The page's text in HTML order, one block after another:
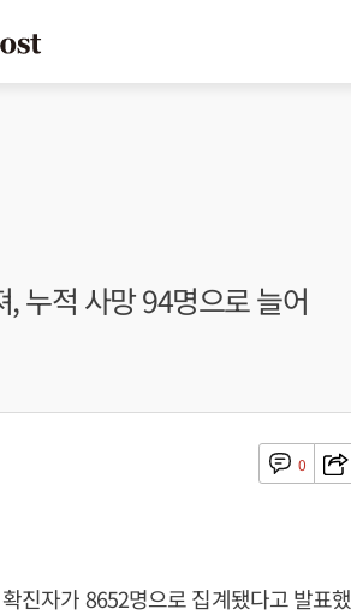
누적 사망 94명으로 늘어
0
진자가 8652명으로 집계됐다고 발표했